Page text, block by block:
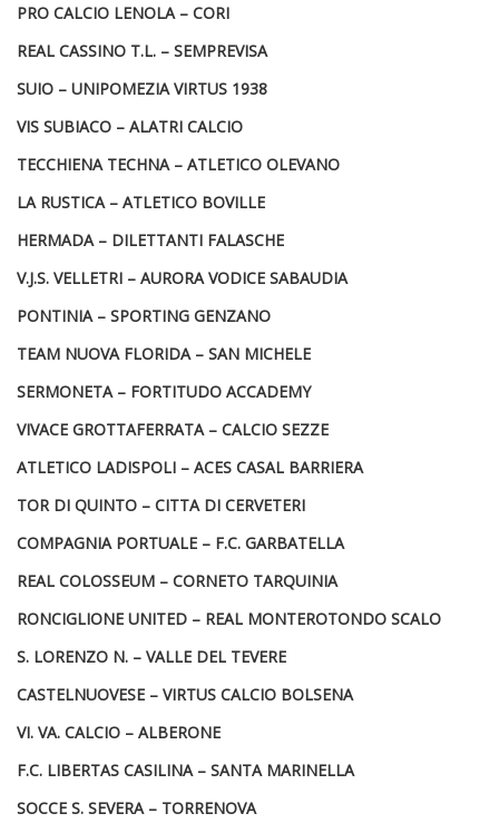
PRO CALCIO LENOLA – CORI
REAL CASSINO T.L. – SEMPREVISA
SUIO – UNIPOMEZIA VIRTUS 1938
VIS SUBIACO – ALATRI CALCIO
TECCHIENA TECHNA – ATLETICO OLEVANO
LA RUSTICA – ATLETICO BOVILLE
HERMADA – DILETTANTI FALASCHE
V.J.S. VELLETRI – AURORA VODICE SABAUDIA
PONTINIA – SPORTING GENZANO
TEAM NUOVA FLORIDA – SAN MICHELE
SERMONETA – FORTITUDO ACCADEMY
VIVACE GROTTAFERRATA – CALCIO SEZZE
ATLETICO LADISPOLI – ACES CASAL BARRIERA
TOR DI QUINTO – CITTA DI CERVETERI
COMPAGNIA PORTUALE – F.C. GARBATELLA
REAL COLOSSEUM – CORNETO TARQUINIA
RONCIGLIONE UNITED – REAL MONTEROTONDO SCALO
S. LORENZO N. – VALLE DEL TEVERE
CASTELNUOVESE – VIRTUS CALCIO BOLSENA
VI. VA. CALCIO – ALBERONE
F.C. LIBERTAS CASILINA – SANTA MARINELLA
SOCCE S. SEVERA – TORRENOVA